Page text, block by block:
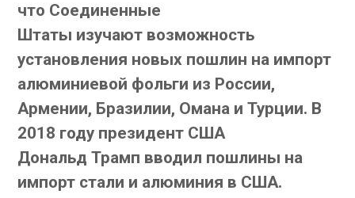
что Соединенные
Штаты изучают возможность
установления новых пошлин на импорт
алюминиевой фольги из России,
Армении, Бразилии, Омана и Турции. В
2018 году президент США
Дональд Трамп вводил пошлины на
импорт стали и алюминия в США.